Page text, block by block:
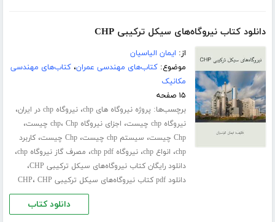
دانلود کتاب نیروگاه‌های سیکل ترکیبی CHP
از: ایمان الیاسیان
موضوع:کتاب‌های مهندسی عمران،کتاب‌های مهندسی
مکانیک
۱۵ صفحه
برچسب‌ها: پروژه نیروگاه های chp ،نیروگاه chp در ایران ،
نیروگاه chp چیست ، اجزای نیروگاه chp ، Chp چیست ،
Chp چیست ، سیستم chp چیست ،Chp چیست ،کاربرد
chp، انواع chp ،نیروگاه chp pdf ، مصرف گاز نیروگاه chp ،
دانلود رایگان کتاب نیروگاه‌های سیکل ترکیبی CHP ،
دانلود pdf کتاب نیروگاه‌های سیکل ترکیبی CHP ، CHP
دانلود کتاب